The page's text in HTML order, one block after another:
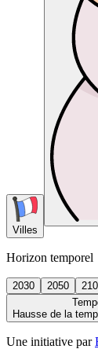
Villes
Horizon temporel
2030 2050
Hausse de la
Une initiative par